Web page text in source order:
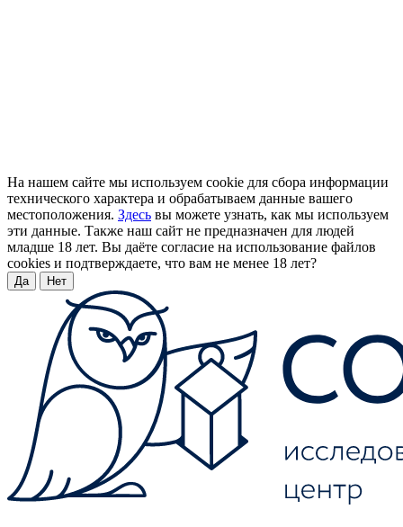
На нашем сайте мы используем cookie для сбора информации
технического характера и обрабатываем данные вашего
местоположения. Здесь вы можете узнать, как мы используем
эти данные. Также наш сайт не предназначен для людей
младше 18 лет. Вы даёте согласие на использование файлов
cookies и подтверждаете, что вам не менее 18 лет?
Да Нет